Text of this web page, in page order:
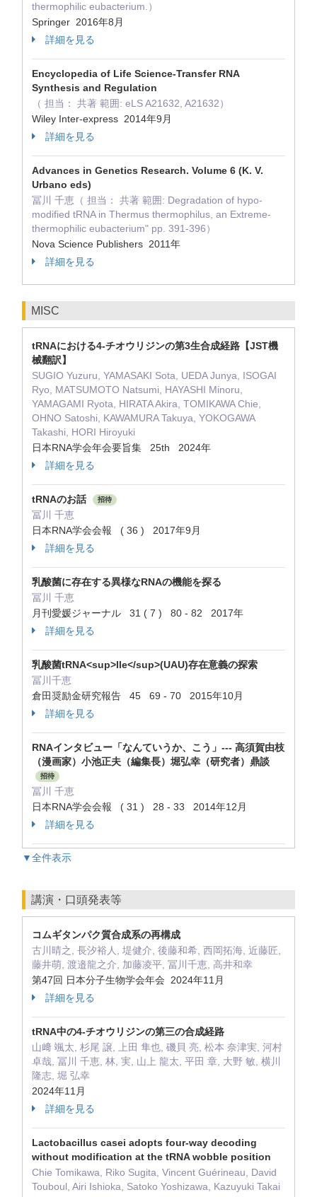
thermophilic eubacterium.）
Springer 2016年8月
詳細を見る
Encyclopedia of Life Science-Transfer RNA
Synthesis and Regulation
（ 担当： 共著 範囲: eLS A21632, A21632）
Wiley Inter-express 2014年9月
詳細を見る
Advances in Genetics Research. Volume 6 (K. V.
Urbano eds)
冨川 千恵（ 担当： 共著 範囲: Degradation of hypo-
modified tRNA in Thermus thermophilus, an Extreme-
thermophilic eubacterium" pp. 391-396）
Nova Science Publishers 2011年
詳細を見る
MISC
tRNAにおける4-チオウリジンの第3生合成経路【JST機
械翻訳】
SUGIO Yuzuru, YAMASAKI Sota, UEDA Junya, ISOGAI
Ryo, MATSUMOTO Natsumi, HAYASHI Minoru,
YAMAGAMI Ryota, HIRATA Akira, TOMIKAWA Chie,
OHNO Satoshi, KAWAMURA Takuya, YOKOGAWA
Takashi, HORI Hiroyuki
日本RNA学会年会要旨集 25th 2024年
詳細を見る
tRNAのお話 招待
冨川 千恵
日本RNA学会会報 ( 36 ) 2017年9月
詳細を見る
乳酸菌に存在する異様なRNAの機能を探る
冨川 千恵
月刊愛媛ジャーナル 31 ( 7 ) 80 - 82 2017年
詳細を見る
乳酸菌tRNA<sup>Ile</sup>(UAU)存在意義の探索
冨川千恵
倉田奨励金研究報告 45 69 - 70 2015年10月
詳細を見る
RNAインタビュー「なんていうか、こう」--- 高須賀由枝
（漫画家）小池正夫（編集長）堀弘幸（研究者）鼎談
招待
冨川 千恵
日本RNA学会会報 ( 31 ) 28 - 33 2014年12月
詳細を見る
▼全件表示
講演・口頭発表等
コムギタンパク質合成系の再構成
古川晴之, 長汐裕人, 堤健介, 後藤和希, 西岡拓海, 近藤匠,
藤井萌, 渡邉龍之介, 加藤凌平, 冨川千恵, 高井和幸
第47回 日本分子生物学会年会 2024年11月
詳細を見る
tRNA中の4-チオウリジンの第三の合成経路
山﨑 颯太, 杉尾 譲, 上田 隼也, 磯貝 亮, 松本 奈津実, 河村
卓哉, 冨川 千恵, 林, 実, 山上 龍太, 平田 章, 大野 敏, 横川
隆志, 堀 弘幸
2024年11月
詳細を見る
Lactobacillus casei adopts four-way decoding
without modification at the tRNA wobble position
Chie Tomikawa, Riko Sugita, Vincent Guérineau, David
Touboul, Airi Ishioka, Satoko Yoshizawa, Kazuyuki Takai